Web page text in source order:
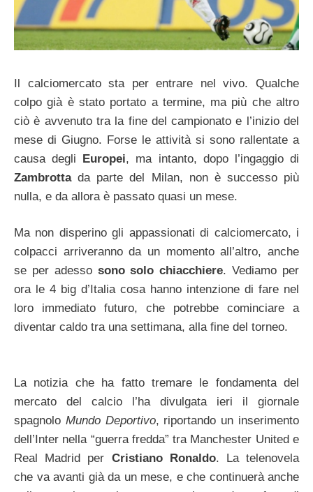
Il calciomercato sta per entrare nel vivo. Qualche
colpo già è stato portato a termine, ma più che altro
ciò è avvenuto tra la fine del campionato e l’inizio del
mese di Giugno. Forse le attività si sono rallentate a
causa degli Europei, ma intanto, dopo l’ingaggio di
Zambrottada parte del Milan, non è successo più
nulla, e da allora è passato quasi un mese.
Ma non disperino gli appassionati di calciomercato, i
colpacci arriveranno da un momento all’altro, anche
se per adessosono solo chiacchiere. Vediamo per
ora le 4 big d’Italia cosa hanno intenzione di fare nel
loro immediato futuro, che potrebbe cominciare a
diventar caldo tra una settimana, alla fine del torneo.
La notizia che ha fatto tremare le fondamenta del
mercato del calcio l’ha divulgata ieri il giornale
spagnolo Mundo Deportivo, riportando un inserimento
dell’Inter nella “guerra fredda” tra Manchester United e
Real Madrid per Cristiano Ronaldo. La telenovela
che va avanti già da un mese, e che continuerà anche